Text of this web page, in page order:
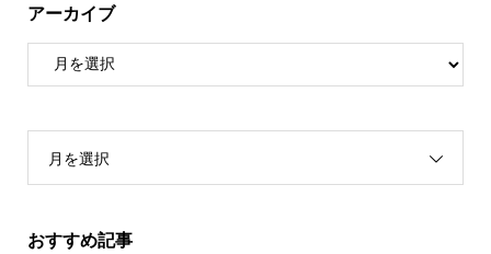
アーカイブ
月を選択
おすすめ記事